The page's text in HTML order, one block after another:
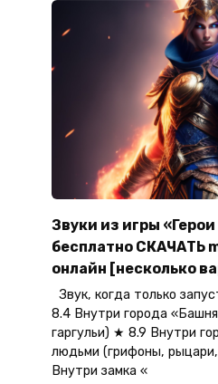
Звуки из игры
бесплатно СКАЧАТЬ
онлайн [несколько
Звук, когда только
8.4 Внутри города
гаргульи) ★ 8.9 Внутри
людьми (грифоны,
Внутри замка «